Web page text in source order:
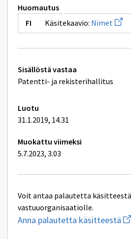
Huomautus
Käsitekaavio: Nimet Avaa
uuden
Tekniset
lisätiedot
Sisällöstä vastaa
Patentti- ja rekisterihallitus
Luotu
31.1.2019, 14.31
Muokattu viimeksi
5.7.2023, 3.03
Voit antaa palautetta
vastuuorganisaatiolle.
Anna palautetta käsitteestä